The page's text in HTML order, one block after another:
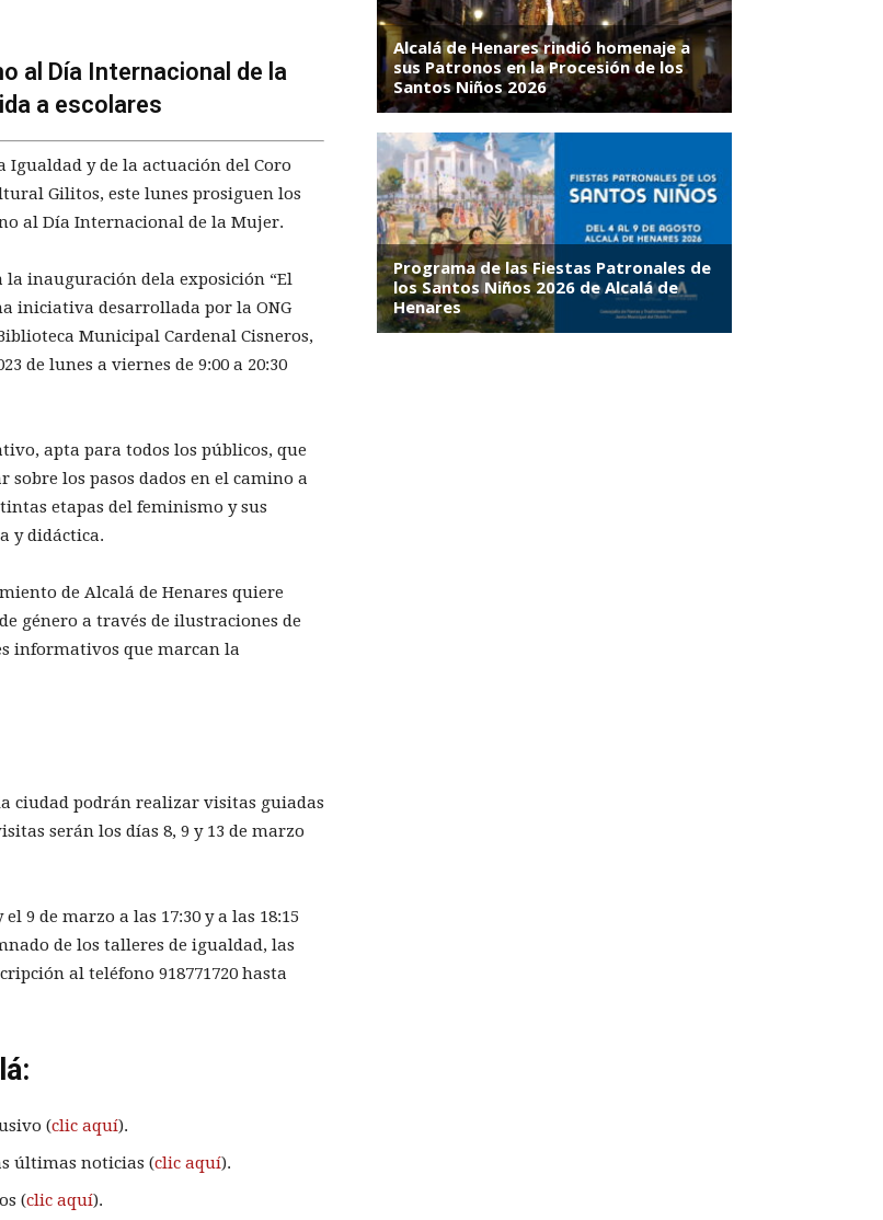
al Día Internacional de la
a escolares
y de la actuación del Coro
Gilitos, este lunes prosiguen los
al Día Internacional de la Mujer.
la inauguración dela exposición “El
iniciativa desarrollada por la ONG
Municipal Cardenal Cisneros,
de lunes a viernes de 9:00 a 20:30
apta para todos los públicos, que
los pasos dados en el camino a
etapas del feminismo y sus
y didáctica.
de Alcalá de Henares quiere
género a través de ilustraciones de
informativos que marcan la
ciudad podrán realizar visitas guiadas
serán los días 8, 9 y 13 de marzo
9 de marzo a las 17:30 y a las 18:15
de los talleres de igualdad, las
al teléfono 918771720 hasta
(clic aquí).
últimas noticias (clic aquí).
(clic aquí).